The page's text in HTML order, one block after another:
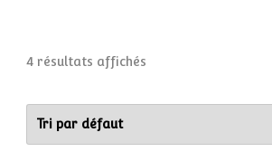
4 résultats affichés